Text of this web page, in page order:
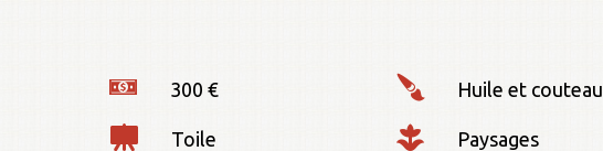
300 € Huile et couteau
Toile Paysages